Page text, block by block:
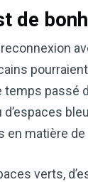
de
reconnexion
temps passé
en matière de
verts,